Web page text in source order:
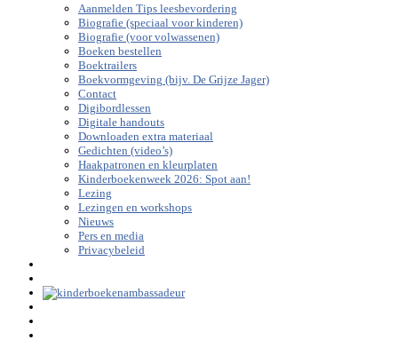
Aanmelden Tips leesbevordering
Biografie (speciaal voor kinderen)
Biografie (voor volwassenen)
Boeken bestellen
Boektrailers
Boekvormgeving (bijv. De Grijze Jager)
Contact
Digibordlessen
Digitale handouts
Downloaden extra materiaal
Gedichten (video’s)
Haakpatronen en kleurplaten
Kinderboekenweek 2026: Spot aan!
Lezing
Lezingen en workshops
Nieuws
Pers en media
Privacybeleid